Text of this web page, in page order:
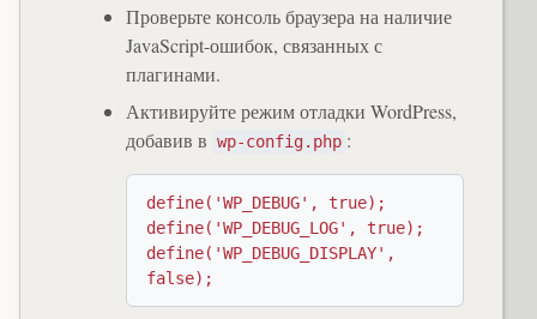
Проверьте консоль браузера на наличие
JavaScript-ошибок, связанных с
плагинами.
Активируйте режим отладки WordPress,
добавив в wp-config.php :
define('WP_DEBUG', true);
define('WP_DEBUG_LOG', true);
define('WP_DEBUG_DISPLAY',
false);